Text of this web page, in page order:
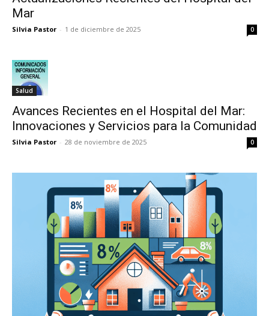
Mar
Silvia Pastor - 1 de diciembre de 2025 0
Salud
Avances Recientes en el Hospital del Mar:
Innovaciones y Servicios para la Comunidad
Silvia Pastor - 28 de noviembre de 2025 0